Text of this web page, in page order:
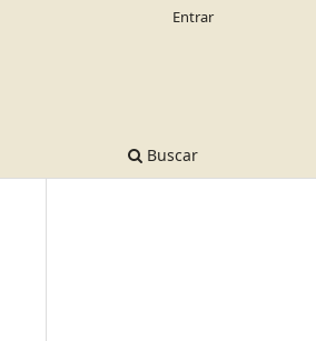
Buscar
Entrar